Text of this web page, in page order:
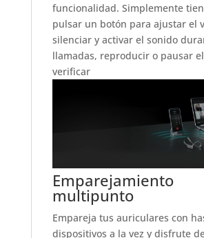
funcionalidad. Simplemente
pulsar un botón para ajustar el
silenciar y activar el sonido
llamadas, reproducir o pausar
verificar
Emparejamiento
multipunto
Empareja tus auriculares con
dispositivos a la vez y disfrute